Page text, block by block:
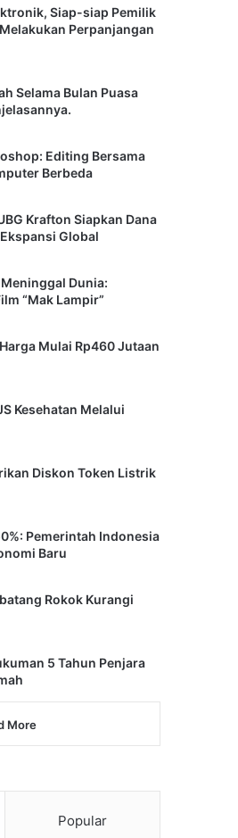
Siap-siap Pemilik
Perpanjangan
Selama Bulan Puasa
Editing Bersama
Berbeda
Krafton Siapkan Dana
Global
Dunia:
“Mak Lampir”
Mulai Rp460 Jutaan
Kesehatan Melalui
Diskon Token Listrik
Pemerintah Indonesia
Baru
Rokok Kurangi
5 Tahun Penjara
More
Popular